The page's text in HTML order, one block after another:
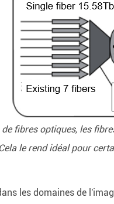
fibres optiques, les
le rend idéal pour
les domaines de